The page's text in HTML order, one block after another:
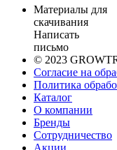
Материалы для
скачивания
Написать
письмо
© 2023
Согласие на
Политика
Каталог
О компании
Бренды
Сотрудничество
Акции